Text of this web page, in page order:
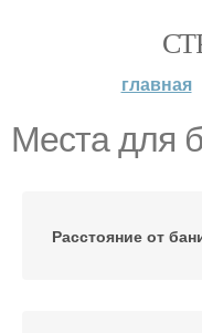
главная
Места для
Расстояние от